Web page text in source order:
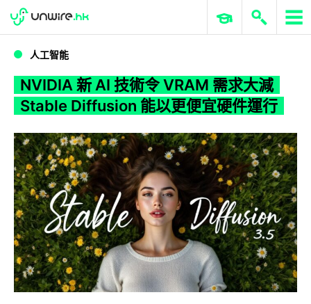
WWDC 2026 ERP 與商業 AI
人工智能
NVIDIA 新 AI 技術令 VRAM 需求大減
Stable Diffusion 能以更便宜硬件運行